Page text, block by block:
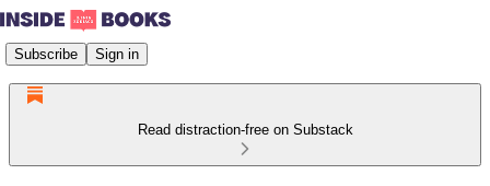
Subscribe Sign in
Read distraction-free on Substack